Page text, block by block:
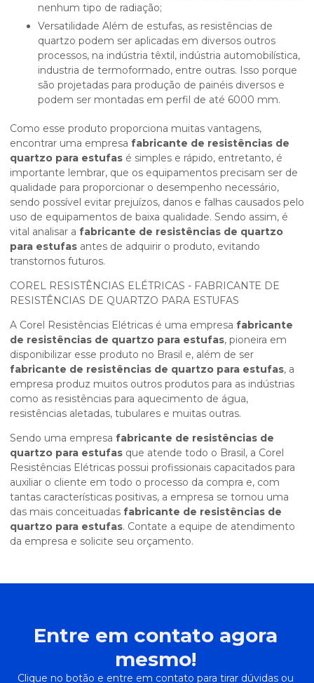
nenhum tipo de radiação;
Versatilidade Além de estufas, as resistências de
quartzo podem ser aplicadas em diversos outros
processos, na indústria têxtil, indústria automobilística,
industria de termoformado, entre outras. Isso porque
são projetadas para produção de painéis diversos e
podem ser montadas em perfil de até 6000 mm.
Como esse produto proporciona muitas vantagens,
encontrar uma empresa fabricante de resistências de
quartzo para estufas é simples e rápido, entretanto, é
importante lembrar, que os equipamentos precisam ser de
qualidade para proporcionar o desempenho necessário,
sendo possível evitar prejuízos, danos e falhas causados pelo
uso de equipamentos de baixa qualidade. Sendo assim, é
vital analisar a fabricante de resistências de quartzo
para estufas antes de adquirir o produto, evitando
transtornos futuros.
COREL RESISTÊNCIAS ELÉTRICAS - FABRICANTE DE
RESISTÊNCIAS DE QUARTZO PARA ESTUFAS
A Corel Resistências Elétricas é uma empresa fabricante
de resistências de quartzo para estufas, pioneira em
disponibilizar esse produto no Brasil e, além de ser
fabricante de resistências de quartzo para estufas, a
empresa produz muitos outros produtos para as indústrias
como as resistências para aquecimento de água,
resistências aletadas, tubulares e muitas outras.
Sendo uma empresa fabricante de resistências de
quartzo para estufas que atende todo o Brasil, a Corel
Resistências Elétricas possui profissionais capacitados para
auxiliar o cliente em todo o processo da compra e, com
tantas características positivas, a empresa se tornou uma
das mais conceituadas fabricante de resistências de
quartzo para estufas. Contate a equipe de atendimento
da empresa e solicite seu orçamento.
Entre em contato agora
mesmo!
Clique no botão e entre em contato para tirar dúvidas ou